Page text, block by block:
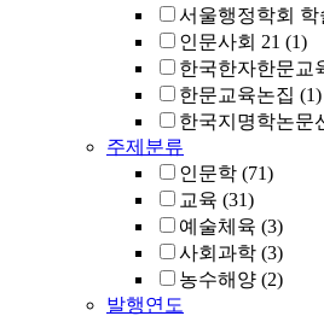
서울행정학회
인문사회 21 (1)
한국한자한문교
한문교육논집 (1)
한국지명학논문
주제분류
인문학 (71)
교육 (31)
예술체육 (3)
사회과학 (3)
농수해양 (2)
발행연도